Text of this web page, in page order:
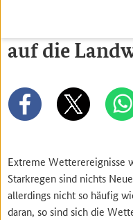
Wie wirkt
auf die
Extreme Wetterereignisse
Starkregen sind nichts
allerdings nicht so häufig
daran, so sind sich die